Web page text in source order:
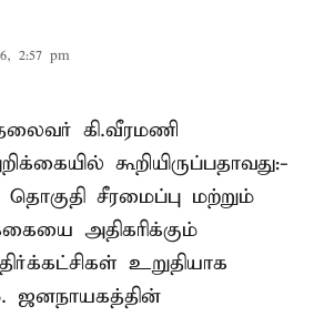
2:57 pm
கி.வீரமணி
கூறியிருப்பதாவது:-
சீரமைப்பு மற்றும்
அதிகரிக்கும்
உறுதியாக
ஜனநாயகத்தின்